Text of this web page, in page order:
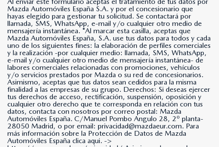
Mazda Automóviles España S.A. y por el concesionario que
hayas elegido para gestionar tu solicitud. Se contactará por
llamada, SMS, WhatsApp, e-mail y/o cualquier otro medio de
mensajería instantánea. *Al marcar esta casilla, aceptas que
Mazda Automóviles España, S.A. use tus datos para todos y cada
uno de los siguientes fines: la elaboración de perfiles comerciales
y la realización -por cualquier medio: llamada, SMS, WhatsApp,
e-mail y/o cualquier otro medio de mensajería instantánea- de
labores comerciales relacionadas con promociones, vehículos
y/o servicios prestados por Mazda o su red de concesionarios.
Asimismo, aceptas que tus datos sean cedidos para la misma
finalidad a las empresas de su grupo. Derechos: Si deseas ejercer
tus derechos de acceso, rectificación, suspensión, oposición y
cualquier otro derecho que te corresponda en relación con tus
datos, contacta con nosotros por correo postal: Mazda
Automóviles España. C/Manuel Pombo Angulo 28, 2º planta-
28050 Madrid, o por email: privacidad@mazdaeur.com. Para
más información sobre la Protección de Datos de Mazda
Automóviles España clica aqui. ->